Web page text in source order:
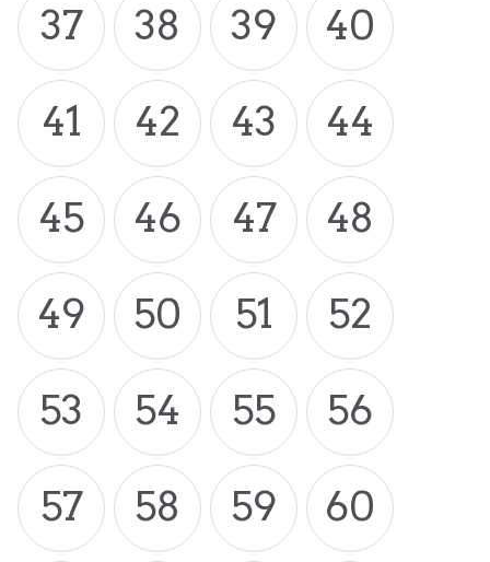
37
38 39
40
41
42 43
44
45
46 47
48
49
50 51
52
53
54 55
56
57
58 59 60